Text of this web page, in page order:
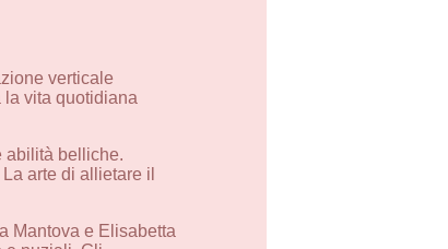
verticale
vita quotidiana
abilità belliche.
arte di allietare il
Mantova e Elisabetta